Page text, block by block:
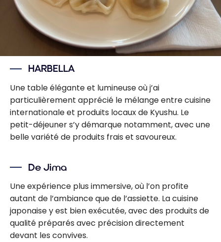
HARBELLA
Une table élégante et lumineuse où j’ai
particulièrement apprécié le mélange entre cuisine
internationale et produits locaux de Kyushu. Le
petit-déjeuner s’y démarque notamment, avec une
belle variété de produits frais et savoureux.
De Jima
Une expérience plus immersive, où l’on profite
autant de l’ambiance que de l’assiette. La cuisine
japonaise y est bien exécutée, avec des produits de
qualité préparés avec précision directement
devant les convives.